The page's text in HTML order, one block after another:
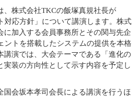
、株式会社TKCの飯塚真規社長が
対応方針」について講演します。株式
に加入する会員事務所とその関与先企
ントを搭載したシステムの提供を本格
講演では、大会テーマである「進化の
実装の方向性として示す内容を予定し
国会坂本孝司会長による講演を行うほ